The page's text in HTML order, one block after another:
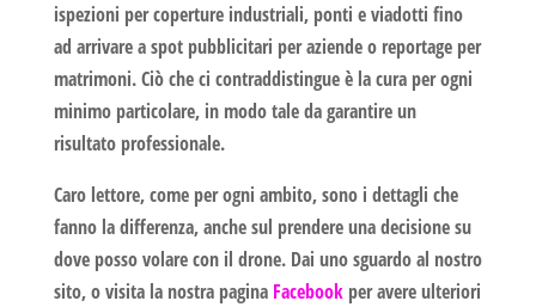
ispezioni per coperture industriali, ponti e viadotti fino
ad arrivare a spot pubblicitari per aziende o reportage per
matrimoni. Ciò che ci contraddistingue è la cura per ogni
minimo particolare, in modo tale da garantire un
risultato professionale.
Caro lettore, come per ogni ambito, sono i dettagli che
fanno la differenza, anche sul prendere una decisione su
dove posso volare con il drone. Dai uno sguardo al nostro
sito, o visita la nostra paginaFacebookper avere ulteriori